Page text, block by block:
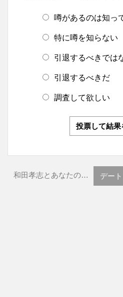
噂があるのは知っ
特に噂を知らない
引退するべきでは
引退するべきだ
調査して欲しい
投票して結果
和田孝志とあなたの… デー